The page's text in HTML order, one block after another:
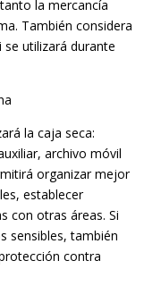
la mercancía
También considera
utilizará durante
la caja seca:
archivo móvil
organizar mejor
establecer
con otras áreas. Si
sensibles, también
contra